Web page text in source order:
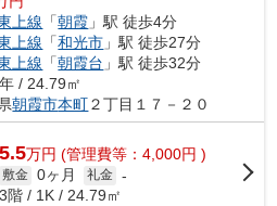
上線 「朝霞 」駅 徒歩4分
上線 「和光市 」駅 徒歩27分
上線 「朝霞台 」駅 徒歩32分
/ 24.79㎡
朝霞市本町２丁目１７－２０
5.5万円 (管理費等：4,000円 )
敷金 0ヶ月 礼金 -
3階 / 1K / 24.79㎡